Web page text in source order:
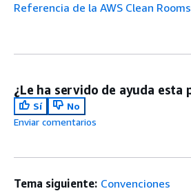
Referencia de la AWS Clean
¿Le ha servido de ayuda esta
Sí
No
Enviar comentarios
Tema siguiente: Convenciones